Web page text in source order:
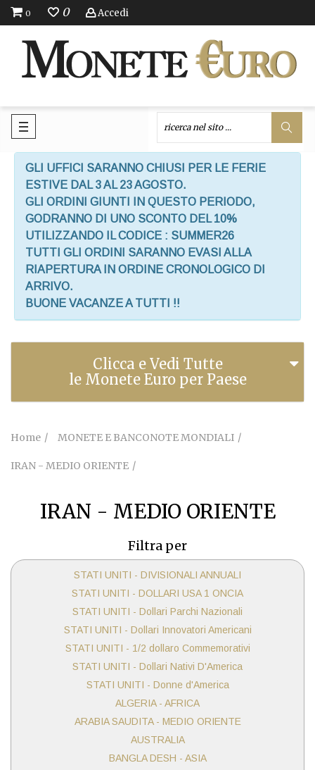
0 0 Accedi
GLI UFFICI SARANNO CHIUSI PER LE FERIE
ESTIVE DAL 3 AL 23 AGOSTO.
GLI ORDINI GIUNTI IN QUESTO PERIODO,
GODRANNO DI UNO SCONTO DEL 10%
UTILIZZANDO IL CODICE : SUMMER26
TUTTI GLI ORDINI SARANNO EVASI ALLA
RIAPERTURA IN ORDINE CRONOLOGICO DI
ARRIVO.
BUONE VACANZE A TUTTI !!
Clicca e Vedi Tutte
le Monete Euro per Paese
Home MONETE E BANCONOTE MONDIALI
IRAN - MEDIO ORIENTE
IRAN - MEDIO ORIENTE
Filtra per
STATI UNITI - DIVISIONALI ANNUALI
STATI UNITI - DOLLARI USA 1 ONCIA
STATI UNITI - Dollari Parchi Nazionali
STATI UNITI - Dollari Innovatori Americani
STATI UNITI - 1/2 dollaro Commemorativi
STATI UNITI - Dollari Nativi D'America
STATI UNITI - Donne d'America
ALGERIA - AFRICA
ARABIA SAUDITA - MEDIO ORIENTE
AUSTRALIA
BANGLA DESH - ASIA